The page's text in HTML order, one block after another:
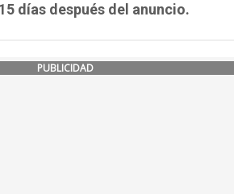
días después del anuncio.
PUBLICIDAD